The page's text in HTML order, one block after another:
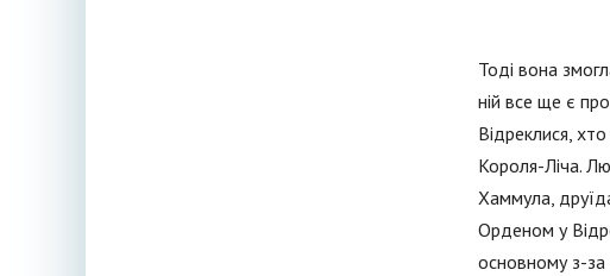
Тоді вона
ній все ще є
Відреклися,
Короля-Ліча.
Хаммула,
Орденом у
основному з-за